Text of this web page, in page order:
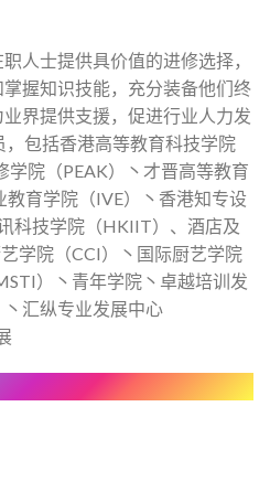
人士提供具价值的进修选择，
握知识技能，充分装备他们终
界提供支援，促进行业人力发
包括香港高等教育科技学院
学院（PEAK）丶才晋高等教育
教育学院（IVE）丶香港知专设
科技学院（HKIIT）、酒店及
学院（CCI）丶国际厨艺学院
）丶青年学院丶卓越培训发
汇纵专业发展中心